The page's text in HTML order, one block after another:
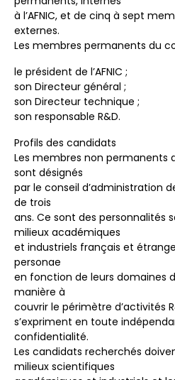
à l’AFNIC, et de cinq à sept
externes.
Les membres permanents du
le président de l’AFNIC ;
son Directeur général ;
son Directeur technique ;
son responsable R&D.
Profils des candidats
Les membres non permanents
sont désignés
par le conseil d’administration
de trois
ans. Ce sont des personnalités
milieux académiques
et industriels français et
personae
en fonction de leurs domaines
manière à
couvrir le périmètre d’activités
s’expriment en toute
confidentialité.
Les candidats recherchés
milieux scientifiques